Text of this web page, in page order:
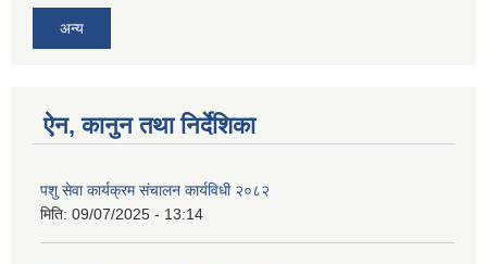
अन्य
ऐन, कानुन तथा निर्देशिका
पशु सेवा कार्यक्रम संचालन कार्यविधी २०८२
मिति: 09/07/2025 - 13:14